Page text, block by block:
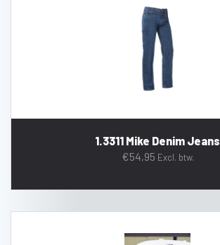
1.3311 Mike Denim Jeans
€54,95 Excl. btw.